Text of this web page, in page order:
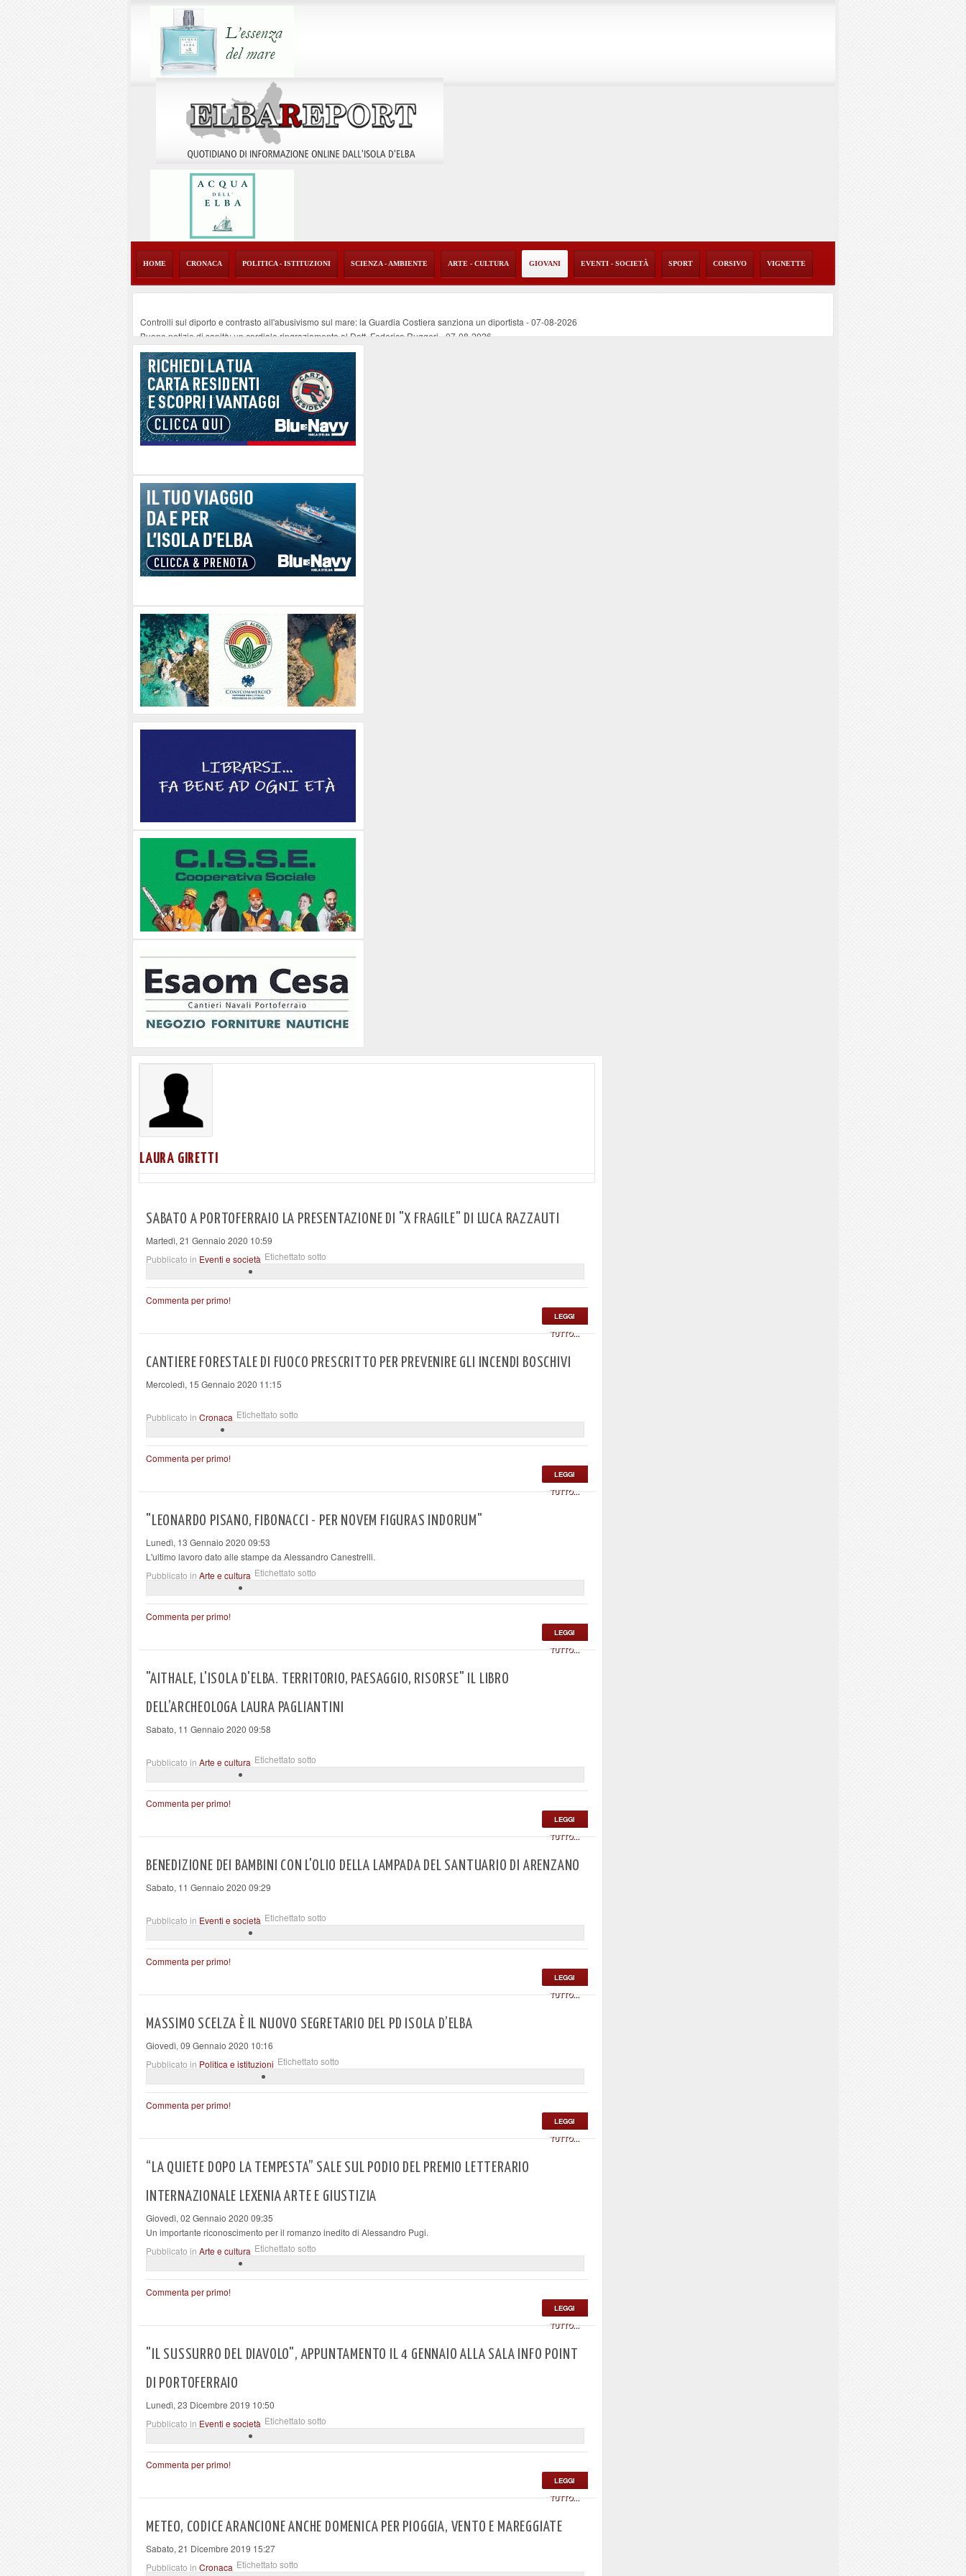
HOME CRONACA POLITICA - ISTITUZIONI SCIENZA - AMBIENTE ARTE - CULTURA GIOVANI EVENTI - SOCIETÀ SPORT CORSIVO VIGNETTE
Controlli sul diporto e contrasto all'abusivismo sul mare: la Guardia Costiera sanziona un diportista -07-08-2026
Buone notizie di sanità: un cordiale ringraziamento al Dott. Federico Ruggeri-07-08-2026
Altiero Spinelli e Ursula Hirschmann all'Elba: riaffiora una testimonianza del 1966
Capoliveri, potenziata la pulizia dei bordi stradali-07-08-2026
Marina di Campo tra i porti interessati dal nuovo piano dell'Autorità portuale regionale
LAURA GIRETTI
SABATO A PORTOFERRAIO LA PRESENTAZIONE DI "X FRAGILE" DI LUCA RAZZAUTI
Martedì, 21 Gennaio 2020 10:59
Pubblicato in Eventi e società Etichettato sotto
Commenta per primo!
LEGGI
TUTTO...
CANTIERE FORESTALE DI FUOCO PRESCRITTO PER PREVENIRE GLI INCENDI BOSCHIVI
Mercoledì, 15 Gennaio 2020 11:15
Pubblicato in Cronaca Etichettato sotto
Commenta per primo!
LEGGI
TUTTO...
"LEONARDO PISANO, FIBONACCI - PER NOVEM FIGURAS INDORUM"
Lunedì, 13 Gennaio 2020 09:53
L'ultimo lavoro dato alle stampe da Alessandro Canestrelli.
Pubblicato in Arte e cultura Etichettato sotto
Commenta per primo!
LEGGI
TUTTO...
"AITHALE, L'ISOLA D'ELBA. TERRITORIO, PAESAGGIO, RISORSE" IL LIBRO
DELL’ARCHEOLOGA LAURA PAGLIANTINI
Sabato, 11 Gennaio 2020 09:58
Pubblicato in Arte e cultura Etichettato sotto
Commenta per primo!
LEGGI
TUTTO...
BENEDIZIONE DEI BAMBINI CON L'OLIO DELLA LAMPADA DEL SANTUARIO DI ARENZANO
Sabato, 11 Gennaio 2020 09:29
Pubblicato in Eventi e società Etichettato sotto
Commenta per primo!
LEGGI
TUTTO...
MASSIMO SCELZA È IL NUOVO SEGRETARIO DEL PD ISOLA D’ELBA
Giovedì, 09 Gennaio 2020 10:16
Pubblicato in Politica e istituzioni Etichettato sotto
Commenta per primo!
LEGGI
TUTTO...
“LA QUIETE DOPO LA TEMPESTA” SALE SUL PODIO DEL PREMIO LETTERARIO
INTERNAZIONALE LEXENIA ARTE E GIUSTIZIA
Giovedì, 02 Gennaio 2020 09:35
Un importante riconoscimento per il romanzo inedito di Alessandro Pugi.
Pubblicato in Arte e cultura Etichettato sotto
Commenta per primo!
LEGGI
TUTTO...
"IL SUSSURRO DEL DIAVOLO", APPUNTAMENTO IL 4 GENNAIO ALLA SALA INFO POINT
DI PORTOFERRAIO
Lunedì, 23 Dicembre 2019 10:50
Pubblicato in Eventi e società Etichettato sotto
Commenta per primo!
LEGGI
TUTTO...
METEO, CODICE ARANCIONE ANCHE DOMENICA PER PIOGGIA, VENTO E MAREGGIATE
Sabato, 21 Dicembre 2019 15:27
Pubblicato in Cronaca Etichettato sotto